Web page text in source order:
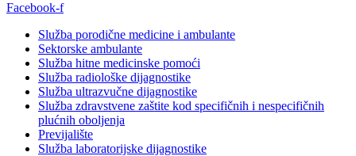
Facebook-f
Služba porodične medicine i ambulante
Sektorske ambulante
Služba hitne medicinske pomoći
Služba radiološke dijagnostike
Služba ultrazvučne dijagnostike
Služba zdravstvene zaštite kod specifičnih i nespecifičnih
plućnih oboljenja
Previjalište
Služba laboratorijske dijagnostike